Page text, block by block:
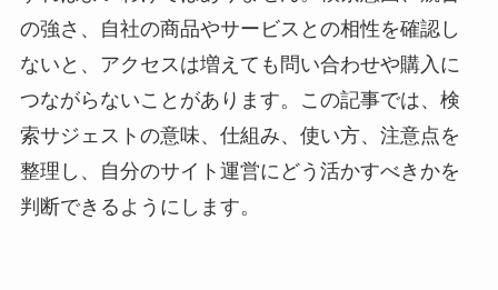
の強さ、自社の商品やサービスとの相性を確認し
ないと、アクセスは増えても問い合わせや購入に
つながらないことがあります。この記事では、検
索サジェストの意味、仕組み、使い方、注意点を
整理し、自分のサイト運営にどう活かすべきかを
判断できるようにします。